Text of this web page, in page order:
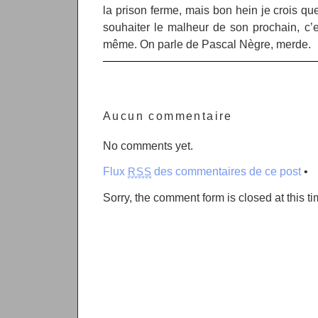
la prison ferme, mais bon hein je crois
souhaiter le malheur de son prochain,
même. On parle de Pascal Nègre, merde.
Aucun commentaire
No comments yet.
Flux RSS des commentaires de ce post•
Sorry, the comment form is closed at this